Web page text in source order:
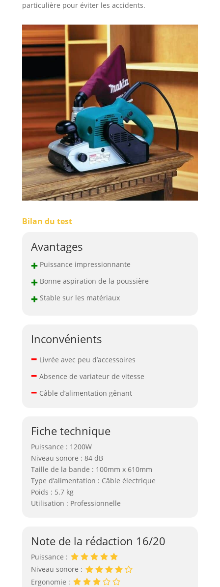
particulière pour éviter les accidents.
Bilan du test
Avantages
+Puissance impressionnante
+Bonne aspiration de la poussière
+Stable sur les matériaux
Inconvénients
– Livrée avec peu d’accessoires
– Absence de variateur de vitesse
– Câble d’alimentation gênant
Fiche technique
Puissance : 1200W
Niveau sonore : 84 dB
Taille de la bande : 100mm x 610mm
Type d’alimentation : Câble électrique
Poids : 5.7 kg
Utilisation : Professionnelle
Note de la rédaction 16/20
Puissance :
Niveau sonore :
Ergonomie :